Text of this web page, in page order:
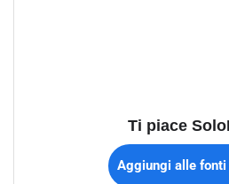
Ti piace
Aggiungi alle